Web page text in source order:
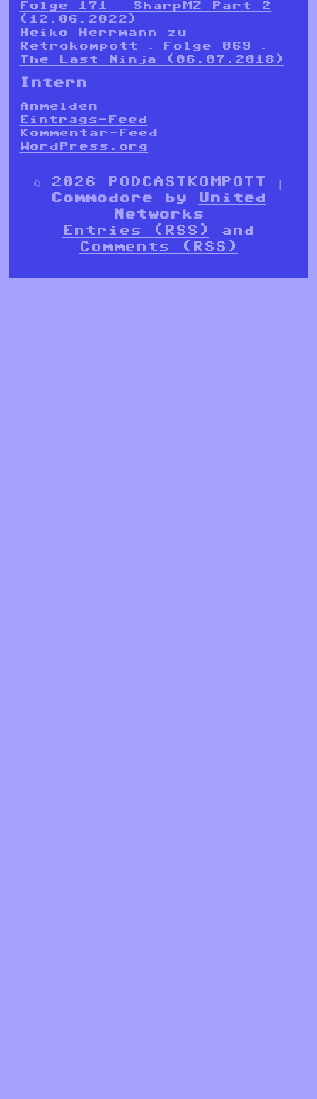
Folge 171 – SharpMZ Part 2
(12.06.2022)
Heiko Herrmann zu
Retrokompott – Folge 069 –
The Last Ninja (06.07.2018)
Intern
Anmelden
Eintrags-Feed
Kommentar-Feed
WordPress.org
© 2026 PODCASTKOMPOTT |
Commodore by
United
Networks
Entries (RSS)
and
Comments (RSS)